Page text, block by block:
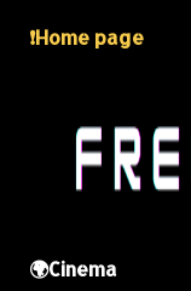
❗️Home page
🌍Cinema